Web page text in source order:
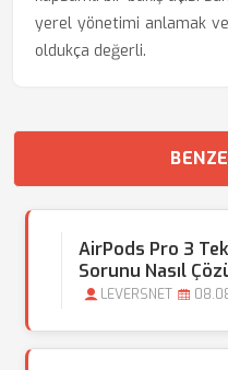
yerel yönetimi anlamak
oldukça değerli.
AirPods Pro 3
Sorunu Nasıl
LEVERSNET